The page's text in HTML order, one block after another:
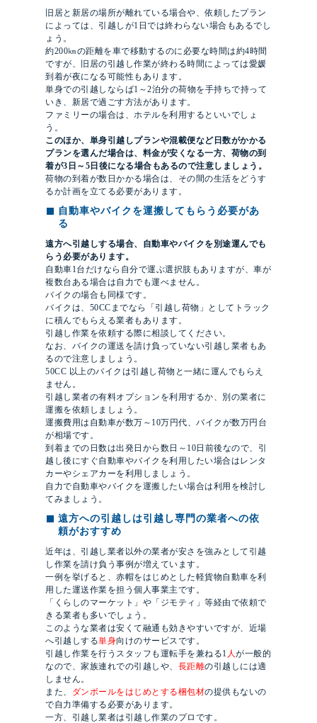
旧居と新居の場所が離れている場合や、依頼したプラン
によっては、引越しが1日では終わらない場合もあるでし
ょう。
約200㎞の距離を車で移動するのに必要な時間は約4時間
ですが、旧居の引越し作業が終わる時間によっては愛媛
到着が夜になる可能性もあります。
単身での引越しならば1～2泊分の荷物を手持ちで持って
いき、新居で過ごす方法があります。
ファミリーの場合は、ホテルを利用するといいでしょ
う。
このほか、単身引越しプランや混載便など日数がかかる
プランを選んだ場合は、料金が安くなる一方、荷物の到
着が3日～5日後になる場合もあるので注意しましょう。
荷物の到着が数日かかる場合は、その間の生活をどうす
るか計画を立てる必要があります。
自動車やバイクを運搬してもらう必要があ
る
遠方へ引越しする場合、自動車やバイクを別途運んでも
らう必要があります。
自動車1台だけなら自分で運ぶ選択肢もありますが、車が
複数台ある場合は自力でも運べません。
バイクの場合も同様です。
バイクは、50CCまでなら「引越し荷物」としてトラック
に積んでもらえる業者もあります。
引越し作業を依頼する際に相談してください。
なお、バイクの運送を請け負っていない引越し業者もあ
るので注意しましょう。
50CC 以上のバイクは引越し荷物と一緒に運んでもらえ
ません。
引越し業者の有料オプションを利用するか、別の業者に
運搬を依頼しましょう。
運搬費用は自動車が数万～10万円代、バイクが数万円台
が相場です。
到着までの日数は出発日から数日～10日前後なので、引
越し後にすぐ自動車やバイクを利用したい場合はレンタ
カーやシェアカーを利用しましょう。
自力で自動車やバイクを運搬したい場合は利用を検討し
てみましょう。
遠方への引越しは引越し専門の業者への依
頼がおすすめ
近年は、引越し業者以外の業者が安さを強みとして引越
し作業を請け負う事例が増えています。
一例を挙げると、赤帽をはじめとした軽貨物自動車を利
用した運送作業を担う個人事業主です。
「くらしのマーケット」や「ジモティ」等経由で依頼で
きる業者も多いでしょう。
このような業者は安くて融通も効きやすいですが、近場
へ引越しする単身向けのサービスです。
引越し作業を行うスタッフも運転手を兼ねる1 人が一般的
なので、家族連れでの引越しや、 長距離の引越しには適
しません。
また、
ダンボールをはじめとする梱包材の提供もないの
で自力準備する必要があります。
一方、引越し業者は引越し作業のプロです。